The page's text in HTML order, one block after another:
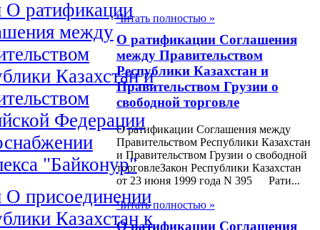
О ратификации
между
Казахстан и
Федерации
"Байконур"
О присоединении
Казахстан к
Читать полностью »
О ратификации Соглашения
между Правительством
Республики Казахстан и
Правительством Грузии о
свободной торговле
О ратификации Соглашения между
Правительством Республики Казахстан
и Правительством Грузии о свободной
торговлеЗакон Республики Казахстан
от 23 июня 1999 года N 395 Рати...
Читать полностью »
О ратификации Соглашения